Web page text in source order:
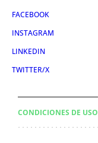
FACEBOOK
INSTAGRAM
LINKEDIN
TWITTER/X
CONDICIONES DE USO